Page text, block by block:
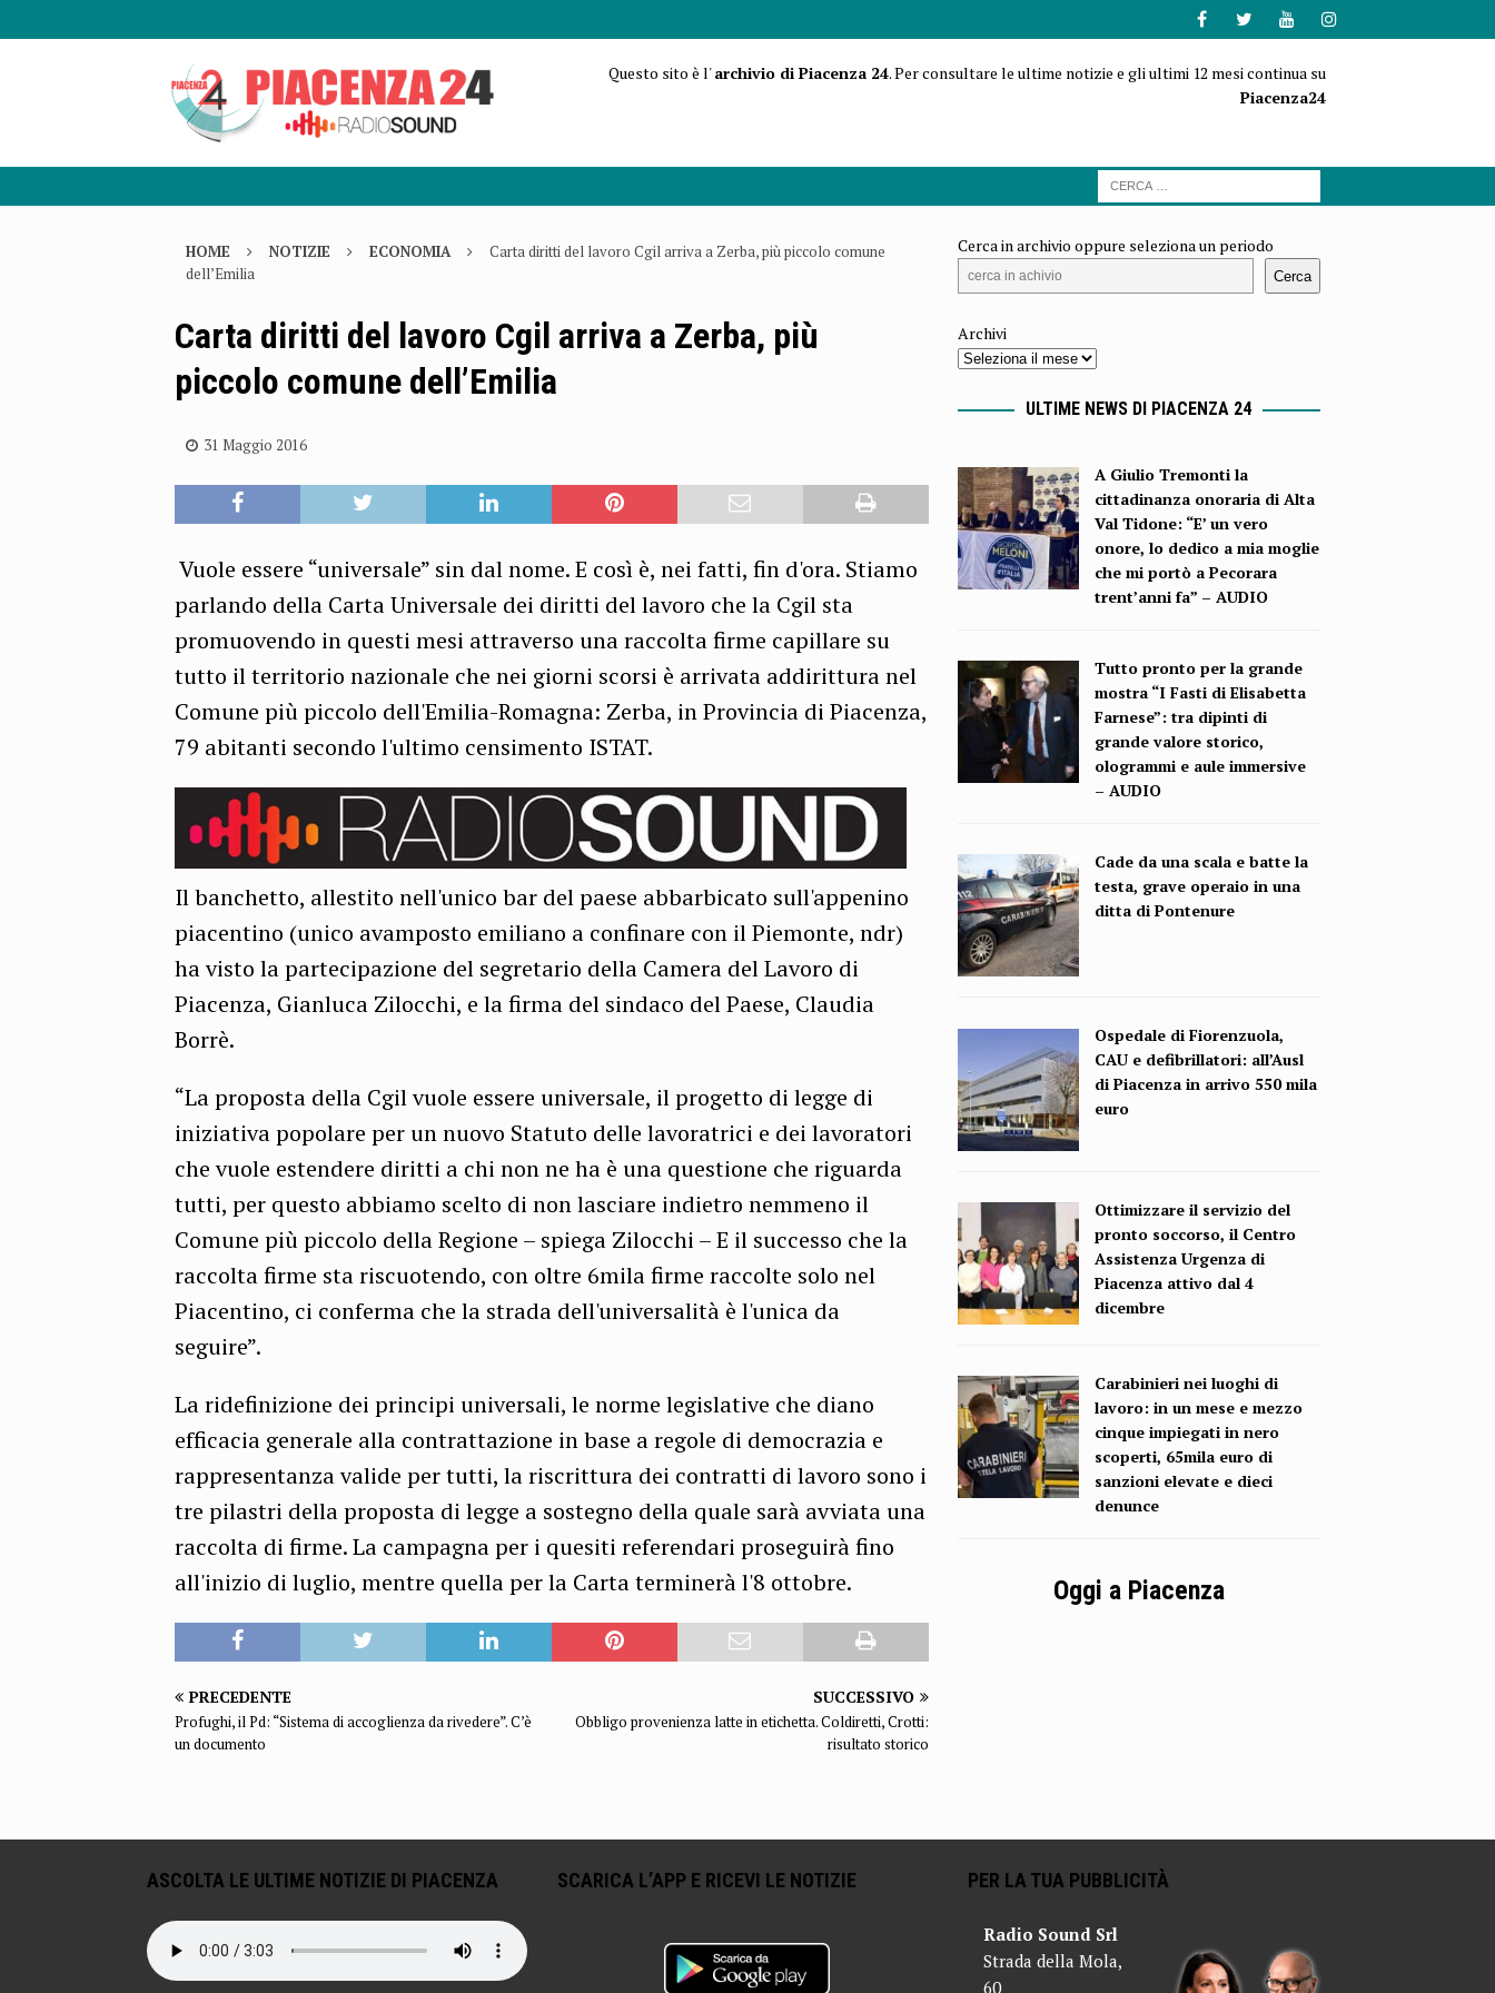
Questo sito è l'archivio di Piacenza 24. Per consultare le ultime notizie e gli ultimi 12 mesi continua su
Piacenza24
HOME NOTIZIE ECONOMIA
Carta diritti del lavoro Cgil arriva a Zerba, più piccolo comune
dell’Emilia
Carta diritti del lavoro Cgil arriva a Zerba, più
piccolo comune dell’Emilia
31 Maggio 2016
Vuole essere “universale” sin dal nome. E così è, nei fatti, fin d'ora. Stiamo
parlando della Carta Universale dei diritti del lavoro che la Cgil sta
promuovendo in questi mesi attraverso una raccolta firme capillare su
tutto il territorio nazionale che nei giorni scorsi è arrivata addirittura nel
Comune più piccolo dell'Emilia-Romagna: Zerba, in Provincia di Piacenza,
79 abitanti secondo l'ultimo censimento ISTAT.
Il banchetto, allestito nell'unico bar del paese abbarbicato sull'appenino
piacentino (unico avamposto emiliano a confinare con il Piemonte, ndr)
ha visto la partecipazione del segretario della Camera del Lavoro di
Piacenza, Gianluca Zilocchi, e la firma del sindaco del Paese, Claudia
Borrè.
“La proposta della Cgil vuole essere universale, il progetto di legge di
iniziativa popolare per un nuovo Statuto delle lavoratrici e dei lavoratori
che vuole estendere diritti a chi non ne ha è una questione che riguarda
tutti, per questo abbiamo scelto di non lasciare indietro nemmeno il
Comune più piccolo della Regione – spiega Zilocchi – E il successo che la
raccolta firme sta riscuotendo, con oltre 6mila firme raccolte solo nel
Piacentino, ci conferma che la strada dell'universalità è l'unica da
seguire”.
La ridefinizione dei principi universali, le norme legislative che diano
efficacia generale alla contrattazione in base a regole di democrazia e
rappresentanza valide per tutti, la riscrittura dei contratti di lavoro sono i
tre pilastri della proposta di legge a sostegno della quale sarà avviata una
raccolta di firme. La campagna per i quesiti referendari proseguirà fino
all'inizio di luglio, mentre quella per la Carta terminerà l'8 ottobre.
PRECEDENTE
Profughi, il Pd: “Sistema di accoglienza da rivedere”. C’è
un documento
SUCCESSIVO
Obbligo provenienza latte in etichetta. Coldiretti, Crotti:
risultato storico
Cerca in archivio oppure seleziona un periodo
Cerca
Archivi
ULTIME NEWS DI PIACENZA 24
A Giulio Tremonti la
cittadinanza onoraria di Alta
Val Tidone: “E’ un vero
onore, lo dedico a mia moglie
che mi portò a Pecorara
trent’anni fa” – AUDIO
Tutto pronto per la grande
mostra “I Fasti di Elisabetta
Farnese”: tra dipinti di
grande valore storico,
ologrammi e aule immersive
– AUDIO
Cade da una scala e batte la
testa, grave operaio in una
ditta di Pontenure
Ospedale di Fiorenzuola,
CAU e defibrillatori: all’Ausl
di Piacenza in arrivo 550 mila
euro
Ottimizzare il servizio del
pronto soccorso, il Centro
Assistenza Urgenza di
Piacenza attivo dal 4
dicembre
Carabinieri nei luoghi di
lavoro: in un mese e mezzo
cinque impiegati in nero
scoperti, 65mila euro di
sanzioni elevate e dieci
denunce
Oggi a Piacenza
ASCOLTA LE ULTIME NOTIZIE DI PIACENZA SCARICA L’APP E RICEVI LE NOTIZIE PER LA TUA PUBBLICITÀ
Radio Sound Srl
Strada della Mola,
60